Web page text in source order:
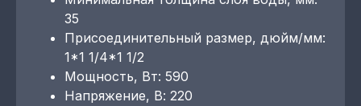
35
Присоединительный размер, дюйм/мм:
1*1 1/4*1 1/2
Мощность, Вт: 590
Напряжение, В: 220